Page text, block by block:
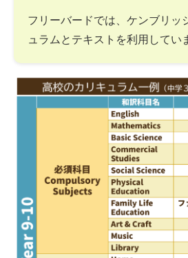
フリーバードでは、ケンブリッ
ュラムとテキストを利用してい